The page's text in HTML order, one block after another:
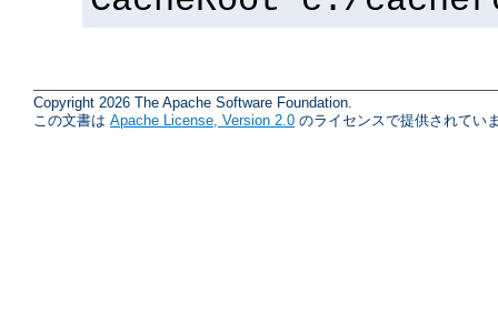
Copyright 2026 The Apache Software Foundation.
この文書は Apache License, Version 2.0 のライセンスで提供されてい